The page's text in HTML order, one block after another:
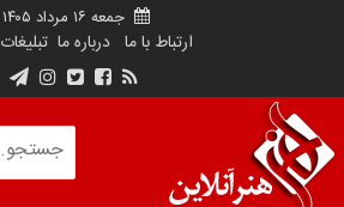
جمعه ۱۶ مرداد ۱۴۰۵
ارتباط با ما درباره ما تبلیغات